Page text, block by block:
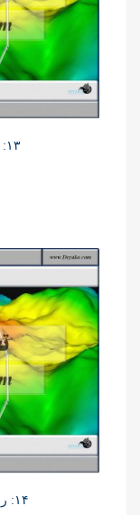
۱۳: الگوریتم سیمپلکس دو فازی
۱۴: روش M بزرگ برای سیمپلکس